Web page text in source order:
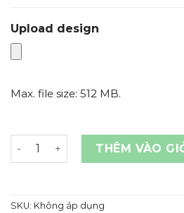
Upload design
Max. file size: 512 MB.
CARD GIẤY ĐEN - IN MÀU
THÊM VÀO
SKU: Không áp dụng